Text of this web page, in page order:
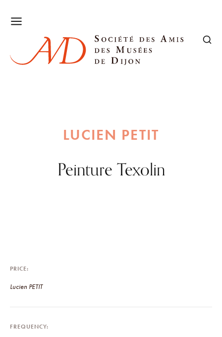
LUCIEN PETIT
Peinture Texolin
PRICE
Lucien PETIT
FREQUENCY